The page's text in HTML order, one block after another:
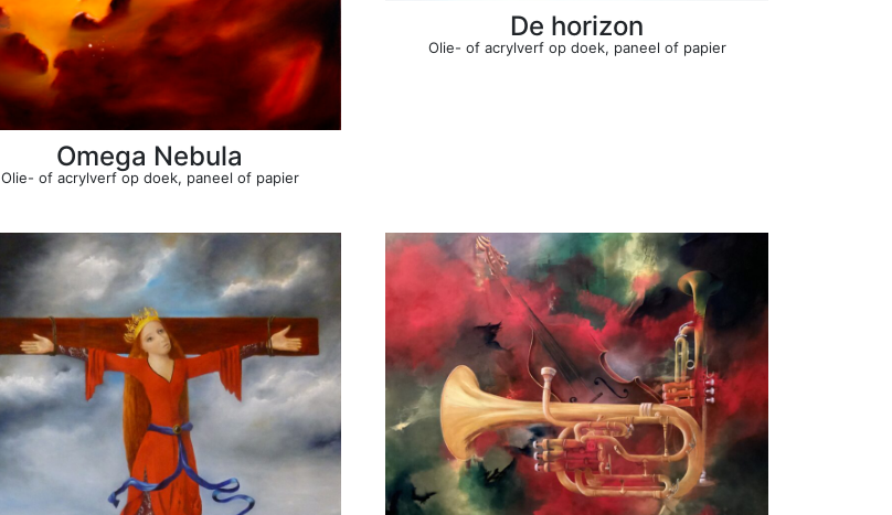
Omega Nebula
Olie- of acrylverf op doek, paneel of papier
De horizon
Olie- of acrylverf op doek, paneel of papier